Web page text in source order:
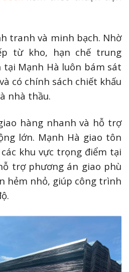
tranh và minh bạch. Nhờ
từ kho, hạn chế trung
tại Mạnh Hà luôn bám sát
có chính sách chiết khấu
nhà thầu.
hàng nhanh và hỗ trợ
lớn. Mạnh Hà giao tôn
khu vực trọng điểm tại
trợ phương án giao phù
hẻm nhỏ, giúp công trình